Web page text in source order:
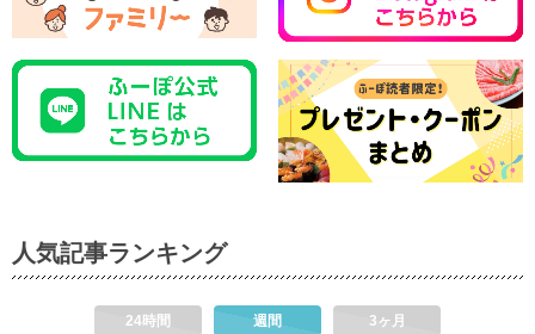
人気記事ランキング
24時間 週間 3ヶ月